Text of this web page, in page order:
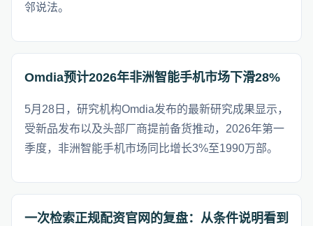
邻说法。
Omdia预计2026年非洲智能手机市场下滑28%
5月28日，研究机构Omdia发布的最新研究成果显示，
受新品发布以及头部厂商提前备货推动，2026年第一
季度，非洲智能手机市场同比增长3%至1990万部。
一次检索正规配资官网的复盘：从条件说明看到